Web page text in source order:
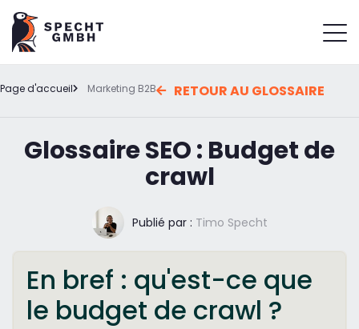
Page d'accueil Marketing B2B RETOUR AU GLOSSAIRE
Glossaire SEO : Budget de
crawl
Publié par : Timo Specht
En bref : qu'est-ce que
le budget de crawl ?